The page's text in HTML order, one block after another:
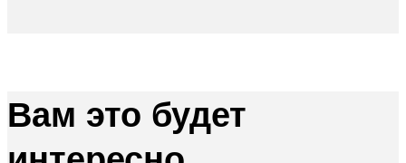
Вам это будет